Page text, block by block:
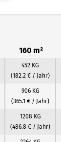
160 m²
452 KG
(182.2 € / Jahr)
906 KG
(365.1 € / Jahr)
1208 KG
(486.8 € / Jahr)